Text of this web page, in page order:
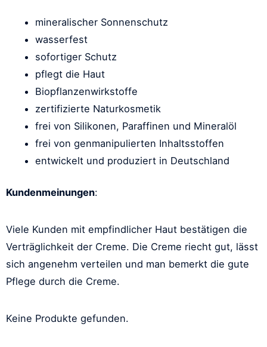
mineralischer Sonnenschutz
wasserfest
sofortiger Schutz
pflegt die Haut
Biopflanzenwirkstoffe
zertifizierte Naturkosmetik
frei von Silikonen, Paraffinen und Mineralöl
frei von genmanipulierten Inhaltsstoffen
entwickelt und produziert in Deutschland
Kundenmeinungen:
Viele Kunden mit empfindlicher Haut bestätigen die
Verträglichkeit der Creme. Die Creme riecht gut, lässt
sich angenehm verteilen und man bemerkt die gute
Pflege durch die Creme.
Keine Produkte gefunden.